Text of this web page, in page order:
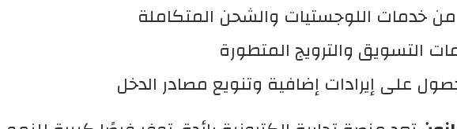
من خدمات اللوجستيات والشحن المتكاملة
التسويق والترويج المتطورة
على إيرادات إضافية وتنويع مصادر الدخل